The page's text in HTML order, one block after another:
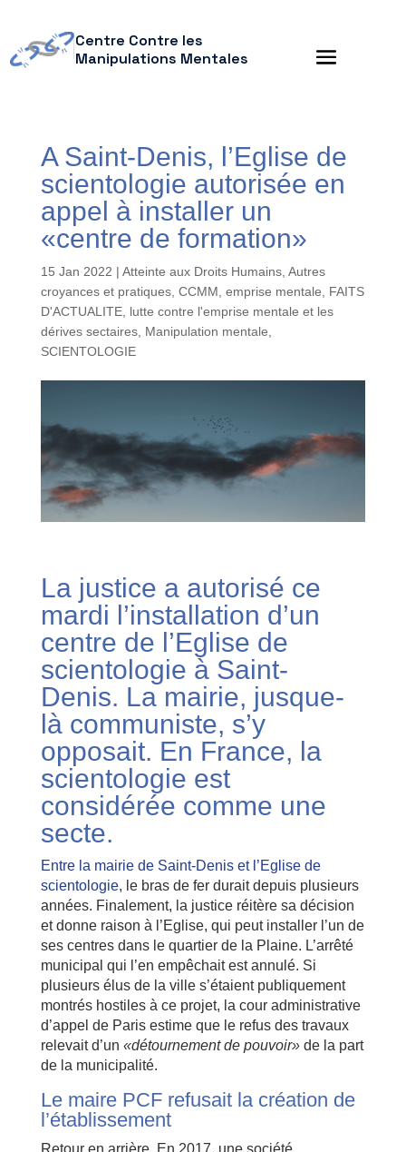
Centre Contre les
Manipulations Mentales
A Saint-Denis, l’Eglise de
scientologie autorisée en
appel à installer un
«centre de formation»
15 Jan 2022 | Atteinte aux Droits Humains, Autres
croyances et pratiques, CCMM emprise mentale
FAITS
D'ACTUALITE, lutte contre l'emprise mentale et les
dérives sectaires, Manipulation mentale
SCIENTOLOGIE
La justice a autorisé ce
mardi l’installation d’un
centre de l’Eglise de
scientologie à Saint-
Denis. La mairie, jusque-
là communiste, s’y
opposait. En France, la
scientologie est
considérée comme une
secte.
Entre la mairie de Saint-Denis et l’Eglise de
scientologie, le bras de fer durait depuis plusieurs
années. Finalement, la justice réitère sa décision
et donne raison à l’Eglise, qui peut installer l’un de
ses centres dans le quartier de la Plaine. L’arrêté
municipal qui l’en empêchait est annulé. Si
plusieurs élus de la ville s’étaient publiquement
montrés hostiles à ce projet, la cour administrative
d’appel de Paris estime que le refus des travaux
relevait d’un «détournement de pouvoir»de la part
de la municipalité.
Le maire PCF refusait la création de
l’établissement
Retour en arrière. En 2017, une société